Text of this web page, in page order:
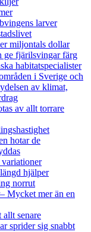
larver
miljontals dollar
ge fjärilsvingar färg
habitatspecialister
i Sverige och
av klimat,
av allt torrare
hotar de
variationer
hjälper
norrut
Mycket mer än en
senare
sprider sig snabbt